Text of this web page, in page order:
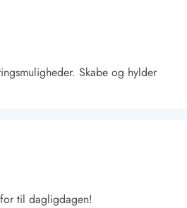
Skabe og hylder
til dagligdagen!